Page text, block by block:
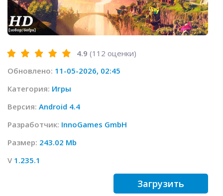
4.9 (112 оценки)
Обновлено: 11-05-2026, 02:45
Категория: Игры
Версия: Android 4.4
Разработчик: InnoGames GmbH
Размер: 243.02 Mb
V 1.235.1
Загрузить